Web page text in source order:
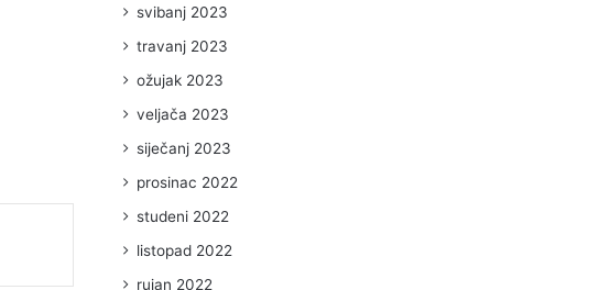
svibanj 2023
travanj 2023
ožujak 2023
veljača 2023
siječanj 2023
prosinac 2022
studeni 2022
listopad 2022
rujan 2022